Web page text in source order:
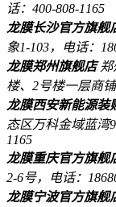
话：400-808-1165
龙膜长沙官方旗舰
象1-103，电话：
龙膜郑州旗舰店
楼、2号楼一层商
龙膜西安新能源装
态区万科金域蓝湾
1165
龙膜重庆官方旗舰
2-6号，电话：
龙膜宁波官方旗舰